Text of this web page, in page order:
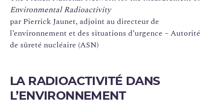
Environmental Radioactivity
par Pierrick Jaunet, adjoint au directeur de
l’environnement et des situations d’urgence – Autorité
de sûreté nucléaire (ASN)
LA RADIOACTIVITÉ DANS
L’ENVIRONNEMENT